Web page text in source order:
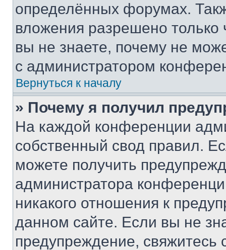
определённых форумах.
вложения разрешено
вы не знаете, почему не
с администратором
Вернуться к началу
» Почему я получил
На каждой конференции
собственный свод правил.
можете получить
администратора
никакого отношения к
данном сайте. Если вы не
предупреждение,